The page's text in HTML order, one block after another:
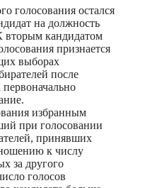
голосования остался
на должность
кандидатом
признается
выборах
после
избранным
при голосовании
принявших
к числу
за другого
голосов